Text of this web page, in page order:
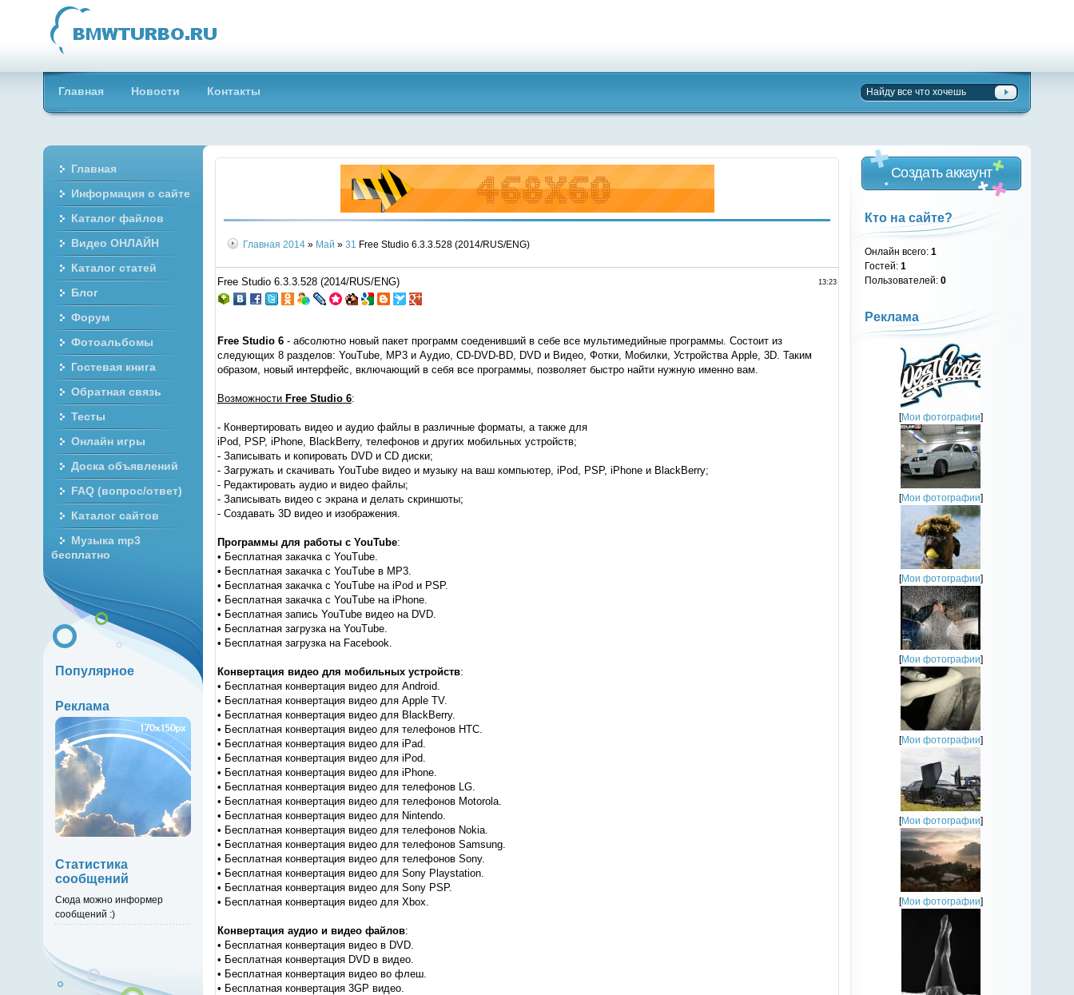
Главная Новости Контакты
Главная 2014 » Май » 31 Free Studio 6.3.3.528 (2014/RUS/ENG)
13:23
Free Studio 6.3.3.528 (2014/RUS/ENG)
Free Studio 6- абсолютно новый пакет программ соеденивший в себе все мультимедийные программы. Состоит из
следующих 8 разделов: YouTube, MP3 и Аудио, CD-DVD-BD, DVD и Видео, Фотки, Мобилки, Устройства Apple, 3D. Таким
образом, новый интерфейс, включающий в себя все программы, позволяет быстро найти нужную именно вам.
Возможности Free Studio 6:
- Конвертировать видео и аудио файлы в различные форматы, а также для
iPod, PSP, iPhone, BlackBerry, телефонов и других мобильных устройств;
- Записывать и копировать DVD и CD диски;
- Загружать и скачивать YouTube видео и музыку на ваш компьютер, iPod, PSP, iPhone и BlackBerry;
- Редактировать аудио и видео файлы;
- Записывать видео с экрана и делать скриншоты;
- Создавать 3D видео и изображения.
Программы для работы с YouTube:
• Бесплатная закачка с YouTube.
• Бесплатная закачка с YouTube в MP3.
• Бесплатная закачка с YouTube на iPod и PSP.
• Бесплатная закачка с YouTube на iPhone.
• Бесплатная запись YouTube видео на DVD.
• Бесплатная загрузка на YouTube.
• Бесплатная загрузка на Facebook.
Конвертация видео для мобильных устройств:
• Бесплатная конвертация видео для Android.
• Бесплатная конвертация видео для Apple TV.
• Бесплатная конвертация видео для BlackBerry.
• Бесплатная конвертация видео для телефонов HTC.
• Бесплатная конвертация видео для iPad.
• Бесплатная конвертация видео для iPod.
• Бесплатная конвертация видео для iPhone.
• Бесплатная конвертация видео для телефонов LG.
• Бесплатная конвертация видео для телефонов Motorola.
• Бесплатная конвертация видео для Nintendo.
• Бесплатная конвертация видео для телефонов Nokia.
• Бесплатная конвертация видео для телефонов Samsung.
• Бесплатная конвертация видео для телефонов Sony.
• Бесплатная конвертация видео для Sony Playstation.
• Бесплатная конвертация видео для Sony PSP.
• Бесплатная конвертация видео для Xbox.
Конвертация аудио и видео файлов:
• Бесплатная конвертация видео в DVD.
• Бесплатная конвертация DVD в видео.
• Бесплатная конвертация видео во флеш.
• Бесплатная конвертация 3GP видео.
Создать аккаунт
Кто на сайте?
Онлайн всего:1
Гостей:1
Пользователей:0
Реклама
[Мои фотографии]
[Мои фотографии]
[Мои фотографии]
[Мои фотографии]
[Мои фотографии]
[Мои фотографии]
[Мои фотографии]
Главная
Информация о сайте
Каталог файлов
Видео ОНЛАЙН
Каталог статей
Блог
Форум
Фотоальбомы
Гостевая книга
Обратная связь
Тесты
Онлайн игры
Доска объявлений
FAQ (вопрос/ответ)
Каталог сайтов
Музыка mp3
бесплатно
Популярное
Реклама
Статистика
сообщений
Сюда можно информер
сообщений :)